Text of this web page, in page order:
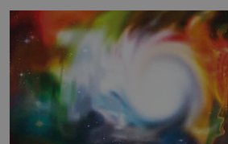
chlapcovo proroctví, nebo
neobvyklou hru světla? [gallery
ids="170530,170531,1705